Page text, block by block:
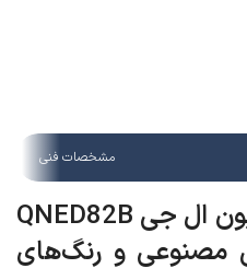
مشخصات فنی
بررسی تخصصی تلویزیون ال جی QNED82B
مصنوعی و رنگ‌های